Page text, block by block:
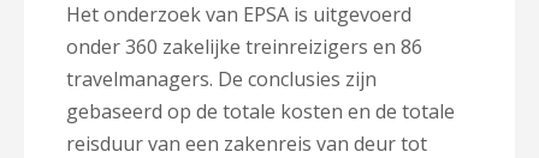
Het onderzoek van EPSA is uitgevoerd
onder 360 zakelijke treinreizigers en 86
travelmanagers. De conclusies zijn
gebaseerd op de totale kosten en de totale
reisduur van een zakenreis van deur tot